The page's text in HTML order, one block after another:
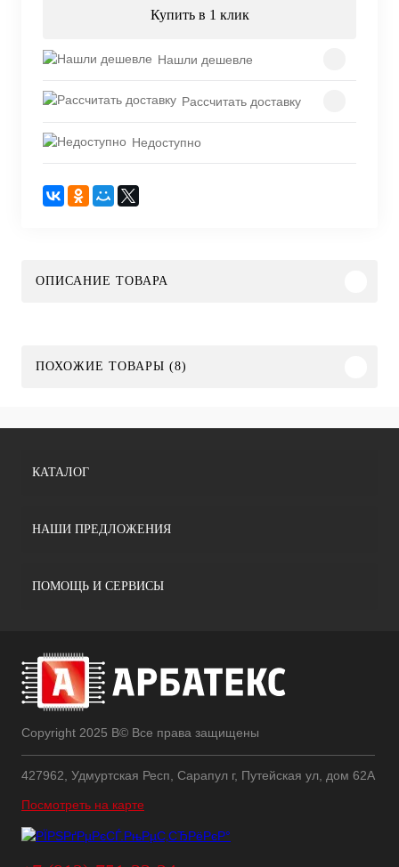
Купить в 1 клик
Нашли дешевле
Рассчитать доставку
Недоступно
ОПИСАНИЕ ТОВАРА
ПОХОЖИЕ ТОВАРЫ (8)
КАТАЛОГ
НАШИ ПРЕДЛОЖЕНИЯ
ПОМОЩЬ И СЕРВИСЫ
Copyright 2025 В© Все права защищены
427962, Удмуртская Респ, Сарапул г, Путейская ул, дом 62А
Посмотреть на карте